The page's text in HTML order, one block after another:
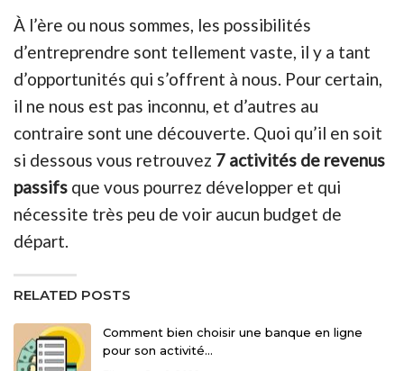
À l’ère ou nous sommes, les possibilités
d’entreprendre sont tellement vaste, il y a tant
d’opportunités qui s’offrent à nous. Pour certain,
il ne nous est pas inconnu, et d’autres au
contraire sont une découverte. Quoi qu’il en soit
si dessous vous retrouvez 7 activités de revenus
passifs que vous pourrez développer et qui
nécessite très peu de voir aucun budget de
départ.
RELATED POSTS
Comment bien choisir une banque en ligne
pour son activité…